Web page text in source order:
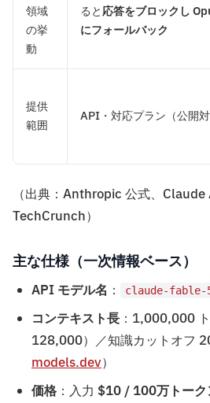
領域
の挙
動
ると応答をブロックし
にフォールバック
提供
範囲
API・対応プラン（公開対
（出典：Anthropic 公式、Claude
TechCrunch）
主な仕様（一次情報ベース）
API モデル名 ： claude-fable-
コンテキスト長 ：1,000,000
128,000）／知識カットオフ
models.dev）
価格 ：入力 $10 / 100万トーク